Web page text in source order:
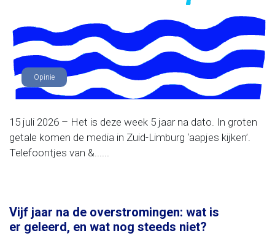
Opinie
15 juli 2026 – Het is deze week 5 jaar na dato. In groten
getale komen de media in Zuid-Limburg ‘aapjes kijken’.
Telefoontjes van &......
Vijf jaar na de overstromingen: wat is
er geleerd, en wat nog steeds niet?